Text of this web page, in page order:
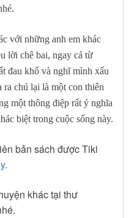
với những anh em khác
lời chê bai, ngay cả từ
đau khổ và nghĩ mình xấu
ra chú lại là một con thiên
một thông điệp rất ý nghĩa
biệt trong cuộc sống này.
bản sách được Tiki
khác tại thư